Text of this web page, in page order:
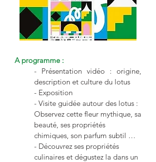
A programme :
- Présentation vidéo : origine,
description et culture du lotus
- Exposition
- Visite guidée autour des lotus :
Observez cette fleur mythique, sa
beauté, ses propriétés
chimiques, son parfum subtil …
- Découvrez ses propriétés
culinaires et dégustez la dans un